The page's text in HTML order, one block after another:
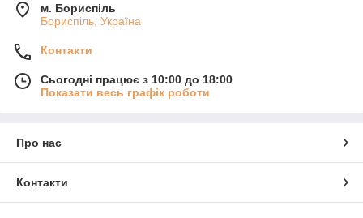
м. Бориспіль
Бориспіль, Україна
Контакти
Сьогодні працює з 10:00 до 18:00
Показати весь графік роботи
Про нас
Контакти